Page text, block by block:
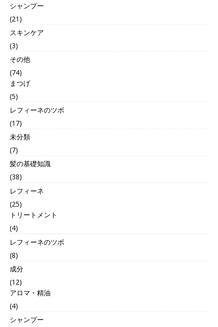
シャンプー
(21)
スキンケア
(3)
その他
(74)
まつげ
(5)
レフィーネのツボ
(17)
未分類
(7)
髪の基礎知識
(38)
レフィーネ
(25)
トリートメント
(4)
レフィーネのツボ
(8)
成分
(12)
アロマ・精油
(4)
シャンプー